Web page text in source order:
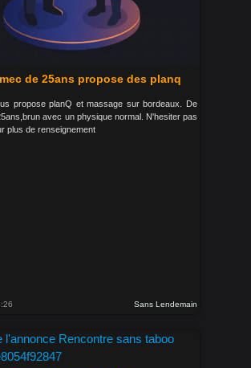
de 25ans propose des planq
propose planQ et massage sur bordeaux. De
avec un physique normal. N'hesiter pas
plus de renseignement
Sans Lendemain